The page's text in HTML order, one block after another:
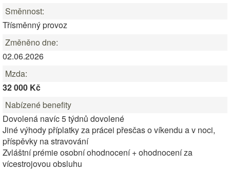
Směnnost:
Třísměnný provoz
Změněno dne:
02.06.2026
Mzda:
32 000 Kč
Nabízené benefity
Dovolená navíc 5 týdnů dovolené
Jiné výhody příplatky za prácei přesčas o víkendu a v noci,
příspěvky na stravování
Zvláštní prémie osobní ohodnocení + ohodnocení za
vícestrojovou obsluhu